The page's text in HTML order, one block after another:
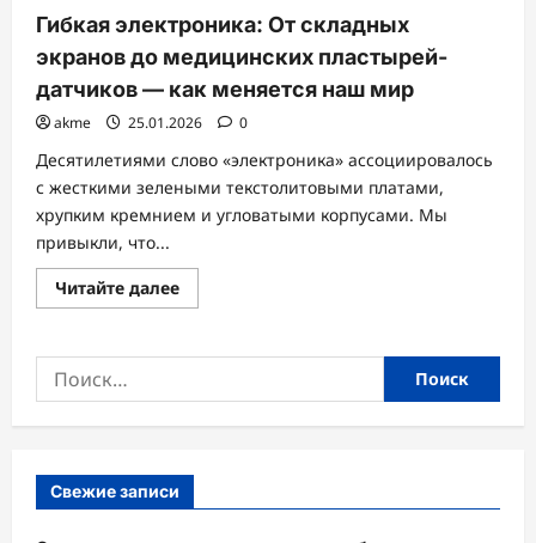
Гибкая электроника: От складных
экранов до медицинских пластырей-
датчиков — как меняется наш мир
akme 25.01.2026 0
Десятилетиями слово «электроника» ассоциировалось
с жесткими зелеными текстолитовыми платами,
хрупким кремнием и угловатыми корпусами. Мы
привыкли, что...
Читайте далееПрочитать
больше
электроника:
экранов
до
датчиков
как
Найти:
Свежие записи